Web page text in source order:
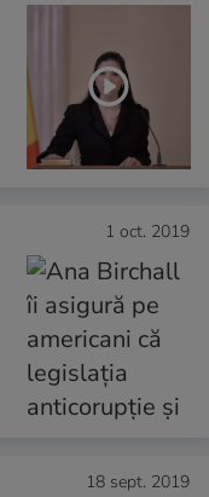
1 oct. 2019
18 sept. 2019